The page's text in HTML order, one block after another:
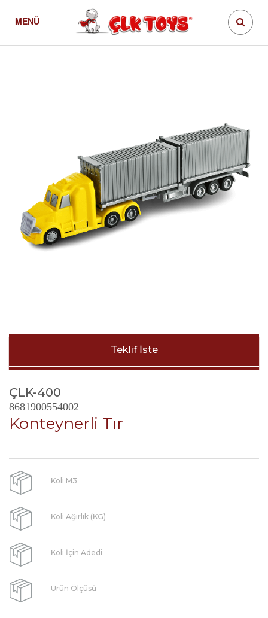
MENÜ
Konteynerli Tır
Teklif İste
ÇLK-400
8681900554002
Konteynerli Tır
Koli M3
Koli Ağırlık (KG)
Koli İçin Adedi
Ürün Ölçüsü